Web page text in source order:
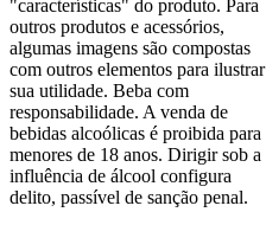
"características" do produto. Para
outros produtos e acessórios,
algumas imagens são compostas
com outros elementos para ilustrar
sua utilidade. Beba com
responsabilidade. A venda de
bebidas alcoólicas é proibida para
menores de 18 anos. Dirigir sob a
influência de álcool configura
delito, passível de sanção penal.